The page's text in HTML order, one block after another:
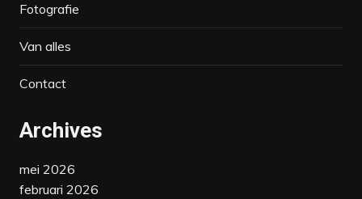
Fotografie
Van alles
Contact
Archives
mei 2026
februari 2026